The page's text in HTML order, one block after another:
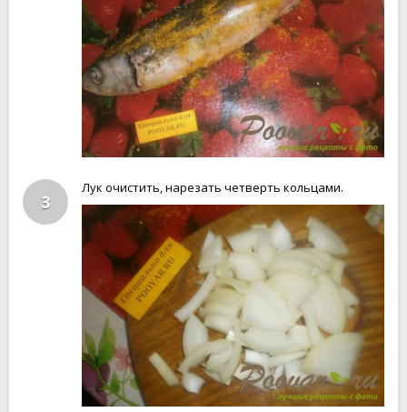
3
Лук очистить, нарезать четверть кольцами.